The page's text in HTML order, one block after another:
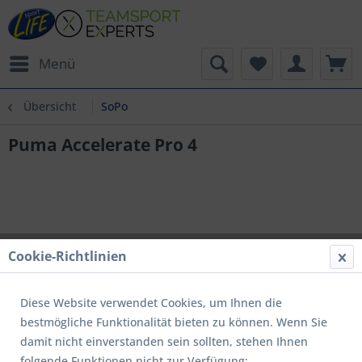
Menü
Übersicht SoPo
Puma Accelerate Pro 4
Cookie-Richtlinien
Diese Website verwendet Cookies, um Ihnen die
bestmögliche Funktionalität bieten zu können. Wenn Sie
damit nicht einverstanden sein sollten, stehen Ihnen